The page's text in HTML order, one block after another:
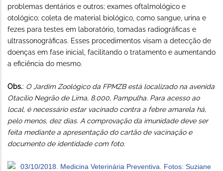
problemas dentários e outros; exames oftalmológico e
otológico; coleta de material biológico, como sangue, urina e
fezes para testes em laboratório, tomadas radiográficas e
ultrassonográficas. Esses procedimentos visam a detecção de
doenças em fase inicial, facilitando o tratamento e aumentando
a eficiência do mesmo.
Obs.: O Jardim Zoológico da FPMZB está localizado na avenida
Otacílio Negrão de Lima, 8.000, Pampulha. Para acesso ao
local, é necessário estar vacinado contra a febre amarela há,
pelo menos, dez dias. A comprovação da imunidade deve ser
feita mediante a apresentação do cartão de vacinação e
documento de identidade com foto.